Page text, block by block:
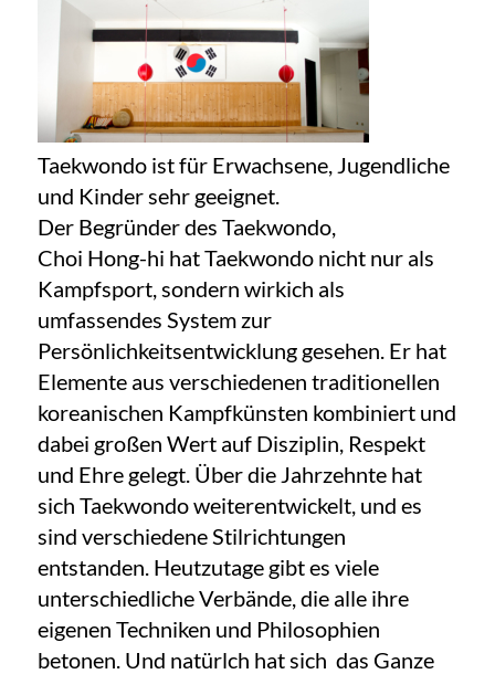
Taekwondo ist für Erwachsene, Jugendliche
und Kinder sehr geeignet.
Der Begründer des Taekwondo,
Choi Hong-hi hat Taekwondo nicht nur als
Kampfsport, sondern wirkich als
umfassendes System zur
Persönlichkeitsentwicklung gesehen. Er hat
Elemente aus verschiedenen traditionellen
koreanischen Kampfkünsten kombiniert und
dabei großen Wert auf Disziplin, Respekt
und Ehre gelegt. Über die Jahrzehnte hat
sich Taekwondo weiterentwickelt, und es
sind verschiedene Stilrichtungen
entstanden. Heutzutage gibt es viele
unterschiedliche Verbände, die alle ihre
eigenen Techniken und Philosophien
betonen. Und natürlch hat sich das Ganze